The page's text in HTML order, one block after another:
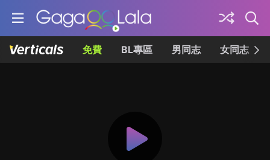
免費 BL專區 男同志 女同志